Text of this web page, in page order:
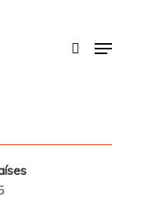
Menu